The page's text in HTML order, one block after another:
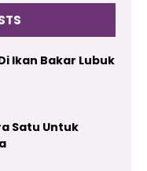
Ikan Bakar Lubuk
Satu Untuk